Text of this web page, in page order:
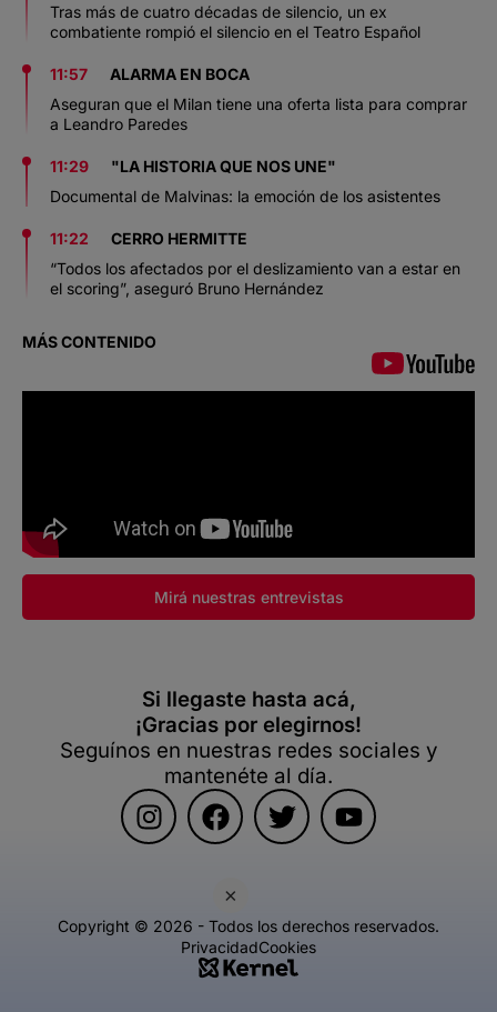
×
Tras más de cuatro décadas de silencio, un ex
combatiente rompió el silencio en el Teatro Español
11:57
ALARMA EN BOCA
Aseguran que el Milan tiene una oferta lista para comprar
a Leandro Paredes
11:29
"LA HISTORIA QUE NOS UNE"
Documental de Malvinas: la emoción de los asistentes
11:22
CERRO HERMITTE
“Todos los afectados por el deslizamiento van a estar en
el scoring”, aseguró Bruno Hernández
MÁS CONTENIDO
Mirá nuestras entrevistas
Si llegaste hasta acá,
¡Gracias por elegirnos!
Seguínos en nuestras redes sociales y
mantenéte al día.
Copyright © 2026 - Todos los derechos reservados.
PrivacidadCookies